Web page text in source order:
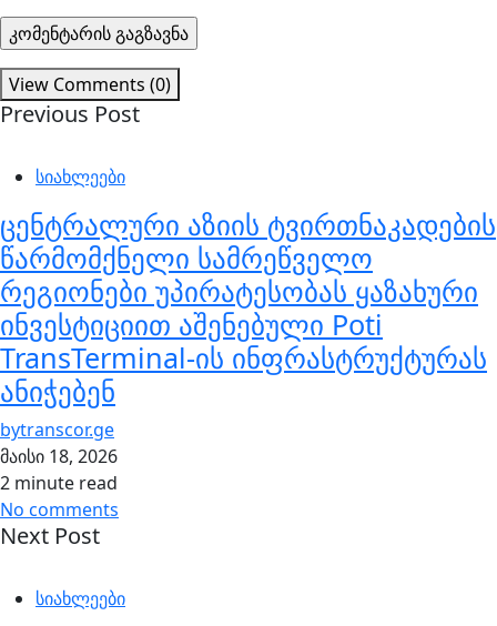
View Comments (0)
Previous Post
სიახლეები
ცენტრალური აზიის ტვირთნაკადების
წარმომქნელი სამრეწველო
რეგიონები უპირატესობას ყაზახური
ინვესტიციით აშენებული Poti
TransTerminal-ის ინფრასტრუქტურას
ანიჭებენ
bytranscor.ge
მაისი 18, 2026
2 minute read
No comments
Next Post
სიახლეები